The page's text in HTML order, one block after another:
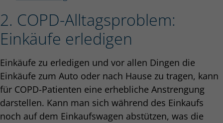
2. COPD-Alltagsproblem:
Einkäufe erledigen
Einkäufe zu erledigen und vor allen Dingen die
Einkäufe zum Auto oder nach Hause zu tragen, kann
für COPD-Patienten eine erhebliche Anstrengung
darstellen. Kann man sich während des Einkaufs
noch auf dem Einkaufswagen abstützen, was die